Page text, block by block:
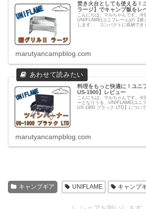
焚き火台としても使える！
ラージ】でキャンプ飯をレ
こんにちは。マルちゃんです。
UNIFLAME(ユニフレーム)の【
します。 コンパクトに収納でき
marutyancampblog.com
料理をもっと快適に！ユニ
US-1900】レビュー
こんにちは。マルちゃんです。
ーとなりうる、UNIFLAME(ユニ
US-1900 ブラック LTD】につい
marutyancampblog.com
キャンプギア UNIFLAME キャンプ